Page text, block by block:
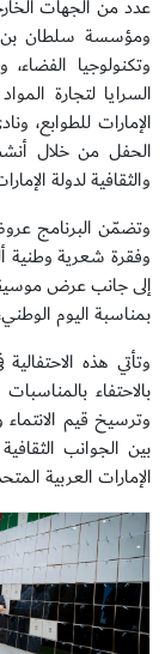
عدد من الجهات
ومؤسسة سلطان بن
وتكنولوجيا
السرايا لتجارة
الإمارات للطوابع،
الحفل من خلال
والثقافية لدولة
وتضمّن البرنامج
وفقرة شعرية وطنية
إلى جانب عرض
بمناسبة اليوم
وتأتي هذه
بالاحتفاء
وترسيخ قيم
بين الجوانب
الإمارات العربية